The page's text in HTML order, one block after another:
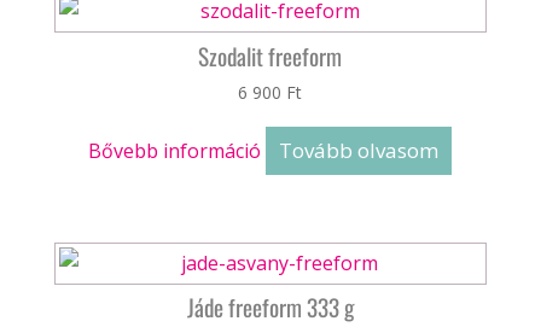
Szodalit freeform
6 900 Ft
Bővebb információ Tovább olvasom
Jáde freeform 333 g